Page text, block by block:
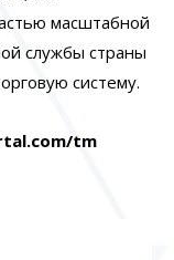
масштабной
службы страны
систему.
.com/tm